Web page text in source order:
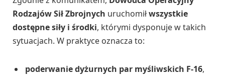
Rodzajów Sił Zbrojnych uruchomiłwszystkie
dostępne siły i środki, którymi dysponuje w takich
sytuacjach. W praktyce oznacza to:
poderwanie dyżurnych par myśliwskich F-16,